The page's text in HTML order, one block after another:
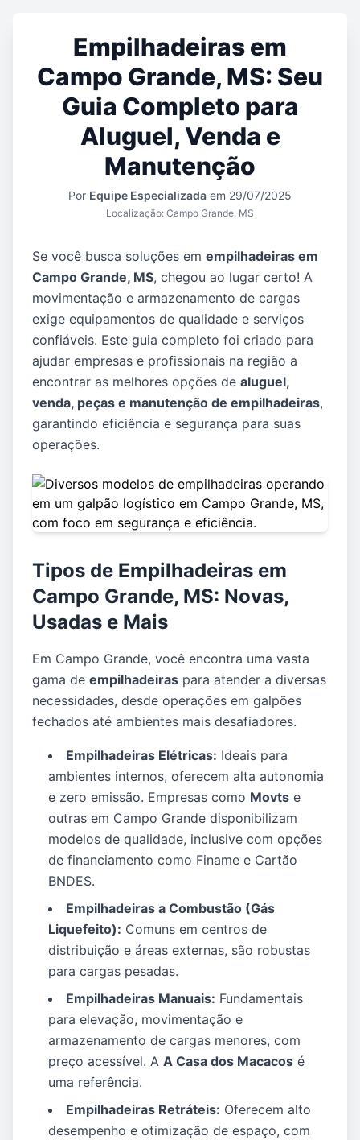
Empilhadeiras em
Campo Grande, MS: Seu
Guia Completo para
Aluguel, Venda e
Manutenção
Por Equipe Especializada em 29/07/2025
Localização: Campo Grande, MS
Se você busca soluções em empilhadeiras em
Campo Grande, MS, chegou ao lugar certo! A
movimentação e armazenamento de cargas
exige equipamentos de qualidade e serviços
confiáveis. Este guia completo foi criado para
ajudar empresas e profissionais na região a
encontrar as melhores opções de aluguel,
venda, peças e manutenção de empilhadeiras,
garantindo eficiência e segurança para suas
operações.
Tipos de Empilhadeiras em
Campo Grande, MS: Novas,
Usadas e Mais
Em Campo Grande, você encontra uma vasta
gama de empilhadeiras para atender a diversas
necessidades, desde operações em galpões
fechados até ambientes mais desafiadores.
Empilhadeiras Elétricas: Ideais para
ambientes internos, oferecem alta autonomia
e zero emissão. Empresas como Movts e
outras em Campo Grande disponibilizam
modelos de qualidade, inclusive com opções
de financiamento como Finame e Cartão
BNDES.
Empilhadeiras a Combustão (Gás
Liquefeito): Comuns em centros de
distribuição e áreas externas, são robustas
para cargas pesadas.
Empilhadeiras Manuais: Fundamentais
para elevação, movimentação e
armazenamento de cargas menores, com
preço acessível. A A Casa dos Macacos é
uma referência.
Empilhadeiras Retráteis: Oferecem alto
desempenho e otimização de espaço, com